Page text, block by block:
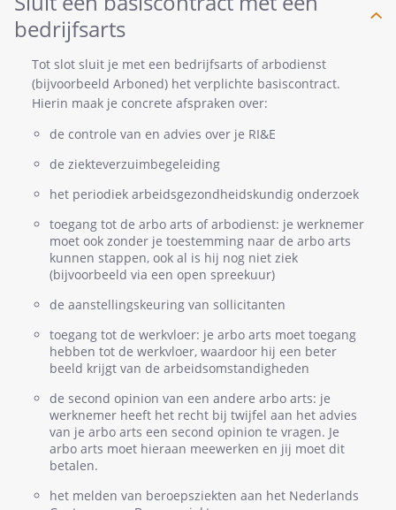
bedrijfsarts
Tot slot sluit je met een bedrijfsarts of arbodienst
(bijvoorbeeld Arboned) het verplichte basiscontract.
Hierin maak je concrete afspraken over:
de controle van en advies over je RI&E
de ziekteverzuimbegeleiding
het periodiek arbeidsgezondheidskundig onderzoek
toegang tot de arbo arts of arbodienst: je werknemer
moet ook zonder je toestemming naar de arbo arts
kunnen stappen, ook al is hij nog niet ziek
(bijvoorbeeld via een open spreekuur)
de aanstellingskeuring van sollicitanten
toegang tot de werkvloer: je arbo arts moet toegang
hebben tot de werkvloer, waardoor hij een beter
beeld krijgt van de arbeidsomstandigheden
de second opinion van een andere arbo arts: je
werknemer heeft het recht bij twijfel aan het advies
van je arbo arts een second opinion te vragen. Je
arbo arts moet hieraan meewerken en jij moet dit
betalen.
het melden van beroepsziekten aan het Nederlands